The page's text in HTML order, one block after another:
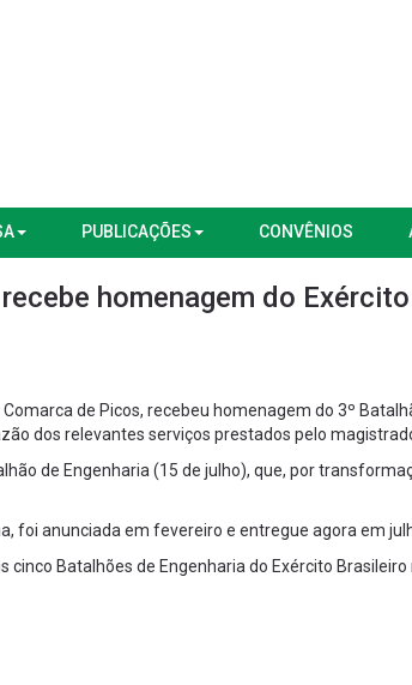
PUBLICAÇÕES CONVÊNIOS
homenagem do
de Picos, recebeu homenagem do 3º
dos relevantes serviços prestados pelo
de Engenharia (15 de julho), que, por
foi anunciada em fevereiro e entregue agora em
cinco Batalhões de Engenharia do Exército